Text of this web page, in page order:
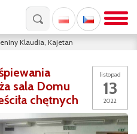
Klaudia, Kajetan
listopad
13
2022
sala Domu
chętnych